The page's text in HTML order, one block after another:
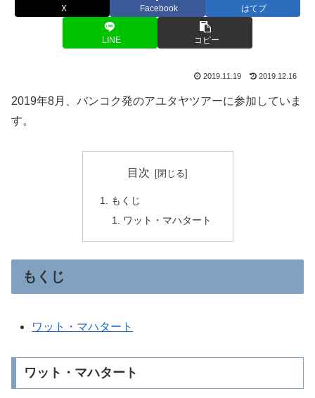
X Facebook はてブ
LINE コピー
2019.11.19 2019.12.16
2019年8月、バンコク発のアユタヤツアーに参加していま
す。
目次
もくじ
ワット・マハタート
もくじ
ワット・マハタート
ワット・マハタート